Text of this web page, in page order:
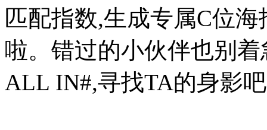
那
个
人。
敢,
匹配指数,生成专属C位
啦。错过的小伙伴也别
ALL IN#,寻找TA的身影